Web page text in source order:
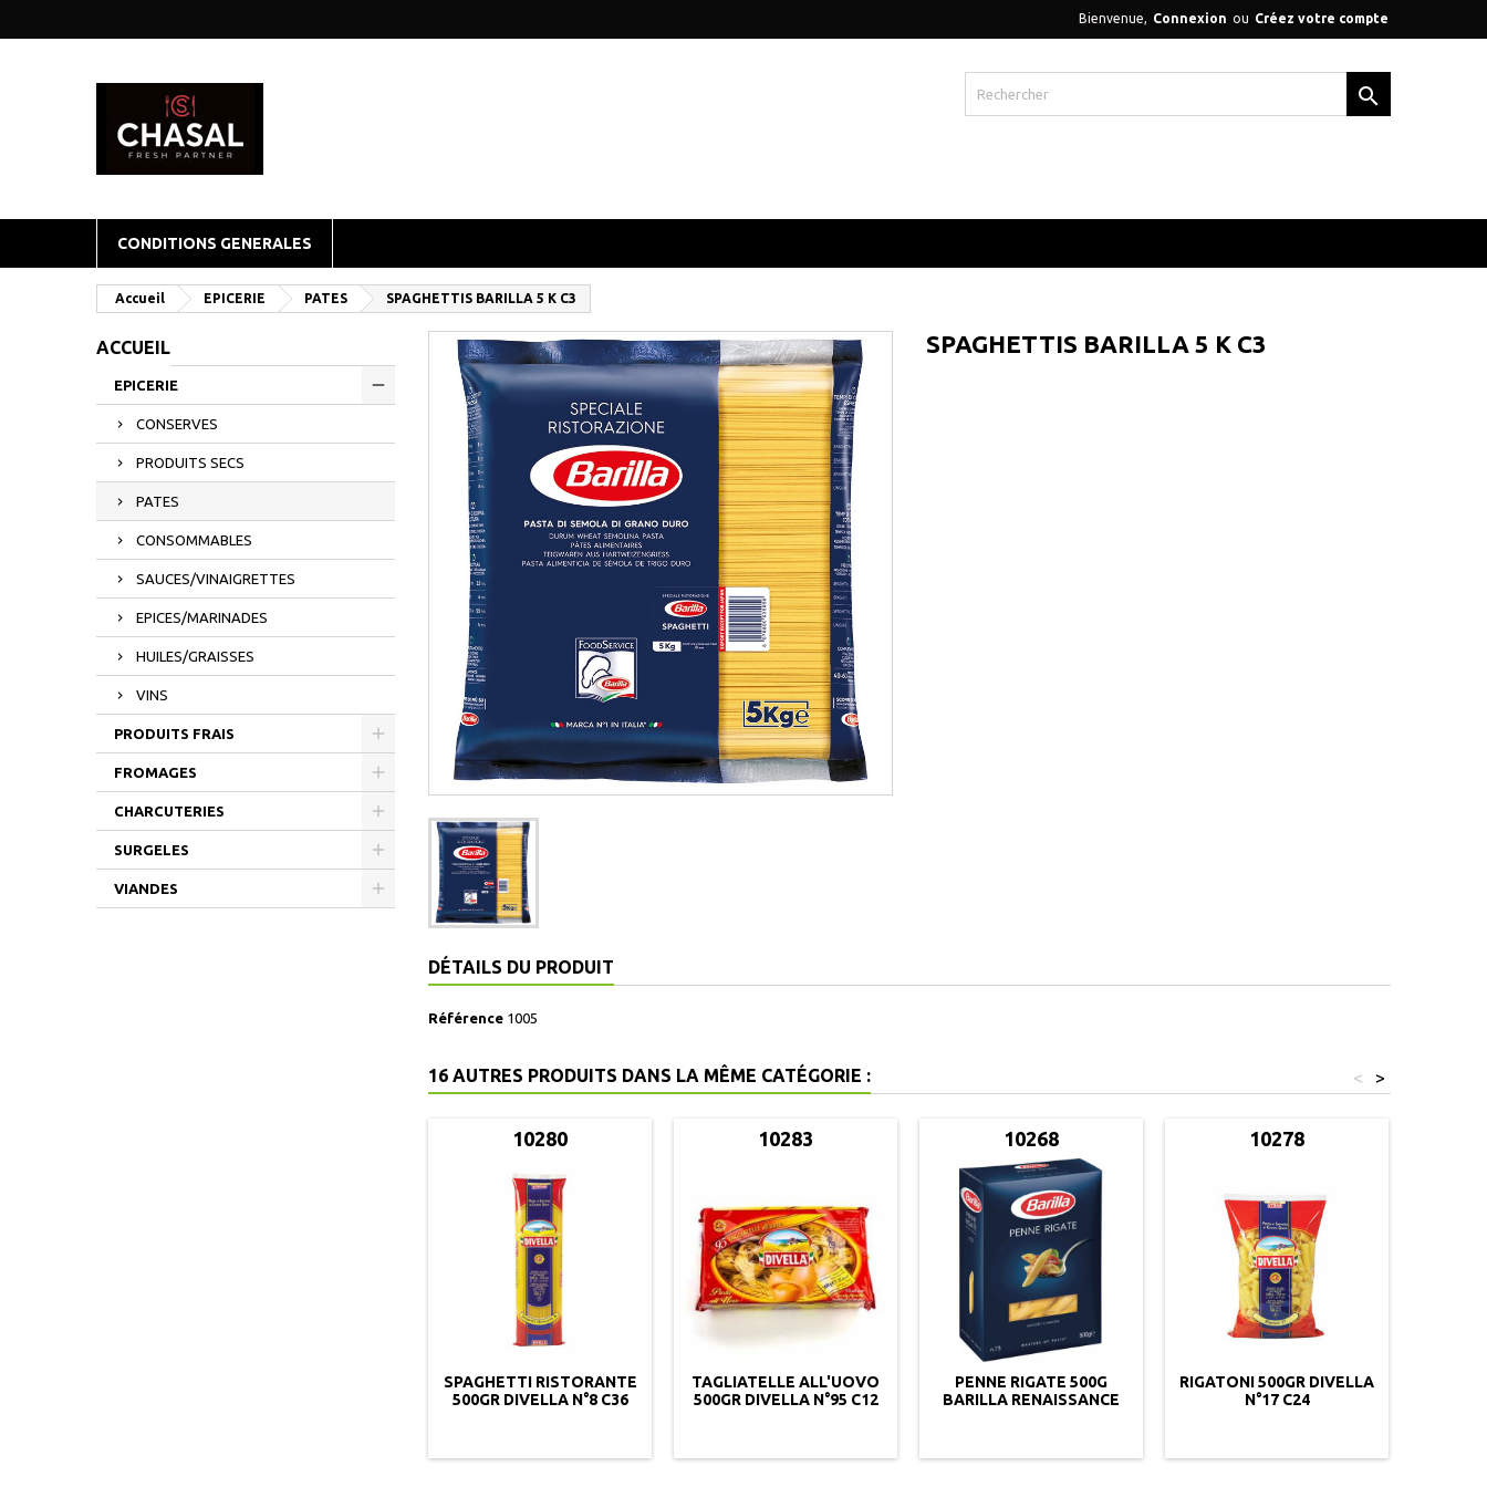
Bienvenue, Connexion ou Créez votre compte

CONDITIONS GENERALES
Accueil EPICERIE PATES SPAGHETTIS BARILLA 5 K C3
ACCUEIL
EPICERIE
CONSERVES
PRODUITS SECS
PATES
CONSOMMABLES
SAUCES/VINAIGRETTES
EPICES/MARINADES
HUILES/GRAISSES
VINS
PRODUITS FRAIS
FROMAGES
CHARCUTERIES
SURGELES
VIANDES
SPAGHETTIS BARILLA 5 K C3
DÉTAILS DU PRODUIT
Référence 1005
16 AUTRES PRODUITS DANS LA MÊME CATÉGORIE : >
<
10280
SPAGHETTI RISTORANTE
500GR DIVELLA N°8 C36
10283
TAGLIATELLE ALL'UOVO
500GR DIVELLA N°95 C12
10268
PENNE RIGATE 500G
BARILLA RENAISSANCE
10278
RIGATONI 500GR DIVELLA
N°17 C24